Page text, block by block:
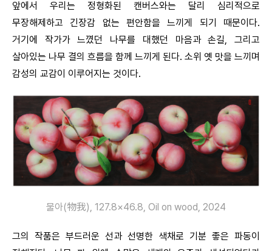
앞에서 우리는 정형화된 캔버스와는 달리 심리적으로
무장해제하고 긴장감 없는 편안함을 느끼게 되기 때문이다.
거기에 작가가 느꼈던 나무를 대했던 마음과 손길, 그리고
살아있는 나무 결의 흐름을 함께 느끼게 된다. 소위 옛 맛을 느끼며
감성의 교감이 이루어지는 것이다.
물아(物我), 127.8×46.8, Oil on wood, 2024
그의 작품은 부드러운 선과 선명한 색채로 기분 좋은 파동이